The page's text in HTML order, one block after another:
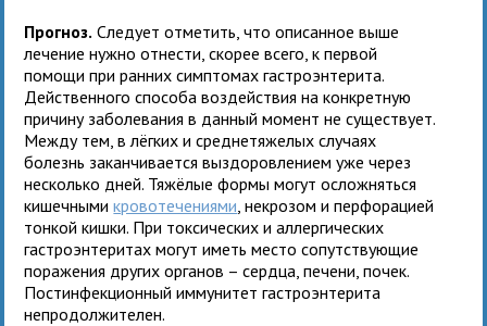
Прогноз. Следует отметить, что описанное выше
лечение нужно отнести, скорее всего, к первой
помощи при ранних симптомах гастроэнтерита.
Действенного способа воздействия на конкретную
причину заболевания в данный момент не существует.
Между тем, в лёгких и среднетяжелых случаях
болезнь заканчивается выздоровлением уже через
несколько дней. Тяжёлые формы могут осложняться
кишечнымикровотечениями , некрозом и перфорацией
тонкой кишки. При токсических и аллергических
гастроэнтеритах могут иметь место сопутствующие
поражения других органов – сердца, печени, почек.
Постинфекционный иммунитет гастроэнтерита
непродолжителен.